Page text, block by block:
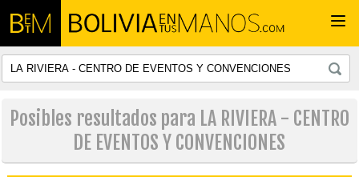
Posibles resultados para LA RIVIERA - CENTRO
DE EVENTOS Y CONVENCIONES